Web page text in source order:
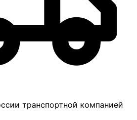
транспортной компанией